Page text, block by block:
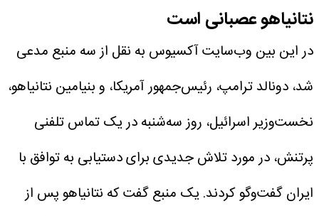
نتانیاهو عصبانی است
در این بین وب‌سایت آکسیوس به نقل از سه منبع مدعی
شد، دونالد ترامپ، رئیس‌جمهور آمریکا، و بنیامین نتانیاهو،
نخست‌وزیر اسرائیل، روز سه‌شنبه در یک تماس تلفنی
پرتنش، در مورد تلاش جدیدی برای دستیابی به توافق با
ایران گفت‌وگو کردند. یک منبع گفت که نتانیاهو پس از